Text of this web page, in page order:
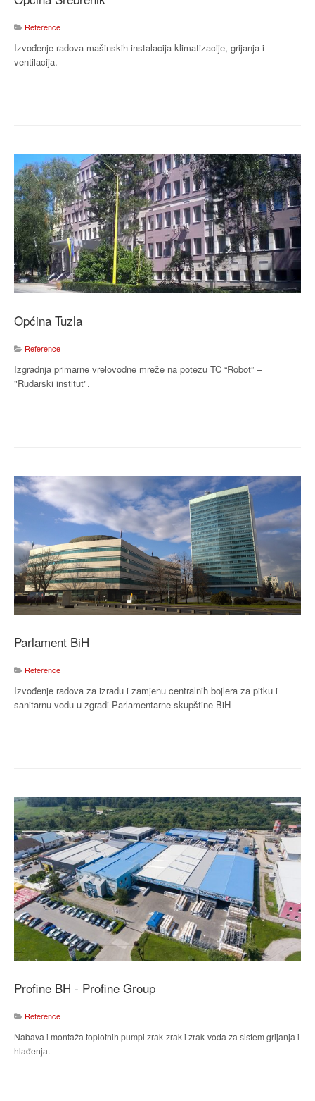
Reference
Izvođenje radova mašinskih instalacija klimatizacije, grijanja i
ventilacija.
Općina Tuzla
Reference
Izgradnja primarne vrelovodne mreže na potezu TC “Robot” –
"Rudarski institut".
Parlament BiH
Reference
Izvođenje radova za izradu i zamjenu centralnih bojlera za pitku i
sanitarnu vodu u zgradi Parlamentarne skupštine BiH
Profine BH - Profine Group
Reference
Nabava i montaža toplotnih pumpi zrak-zrak i zrak-voda za sistemgrijanja i
hlađenja.